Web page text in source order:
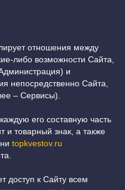
отношения между
либо возможности Сайта,
и
непосредственно Сайта,
– Сервисы).
его составную часть
и товарный знак, а также
topkvestov.ru
доступ к Сайту всем